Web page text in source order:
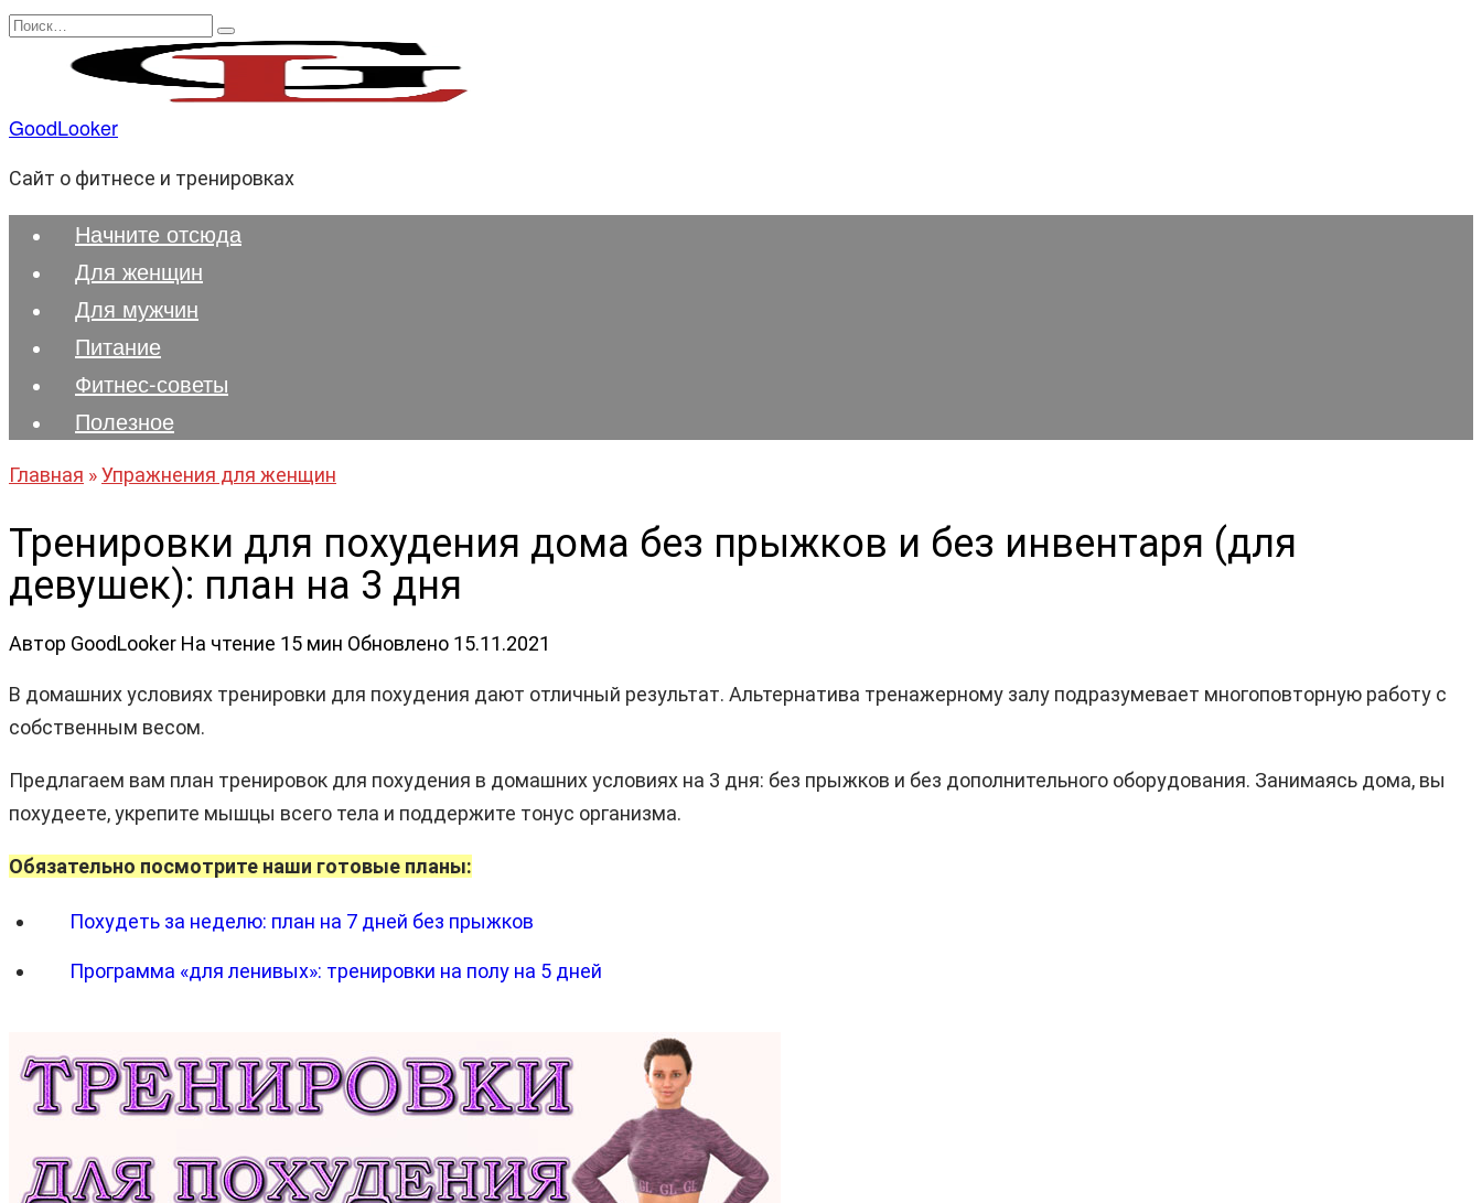
Перейти
содержанию
Search
GoodLooker
Сайт о фитнесе и тренировках
Начните отсюда
Для женщин
Для мужчин
Питание
Фитнес-советы
Полезноe
Главная »Упражнения для женщин
Тренировки для похудения дома без прыжков и без инвентаря (для
девушек): план на 3 дня
Автор GoodLooker На чтение 15 мин Обновлено 15.11.2021
В домашних условиях тренировки для похудения дают отличный результат. Альтернатива тренажерному залу подразумевает многоповторную работу с
собственным весом.
Предлагаем вам план тренировок для похудения в домашних условиях на 3 дня: без прыжков и без дополнительного оборудования. Занимаясь дома, вы
похудеете, укрепите мышцы всего тела и поддержите тонус организма.
Обязательно посмотрите наши готовые планы:
Похудеть за неделю: план на 7 дней без прыжков
Программа «для ленивых»: тренировки на полу на 5 дней